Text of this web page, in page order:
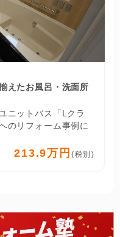
えたお風呂・洗面所
ニットバス「Lクラ
のリフォーム事例に
213.9万円 (税別)